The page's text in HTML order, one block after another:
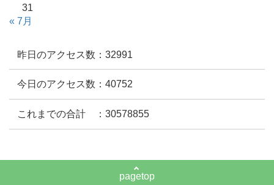
31
« 7月
昨日のアクセス数：32991
今日のアクセス数：40752
これまでの合計 ：30578855
pagetop